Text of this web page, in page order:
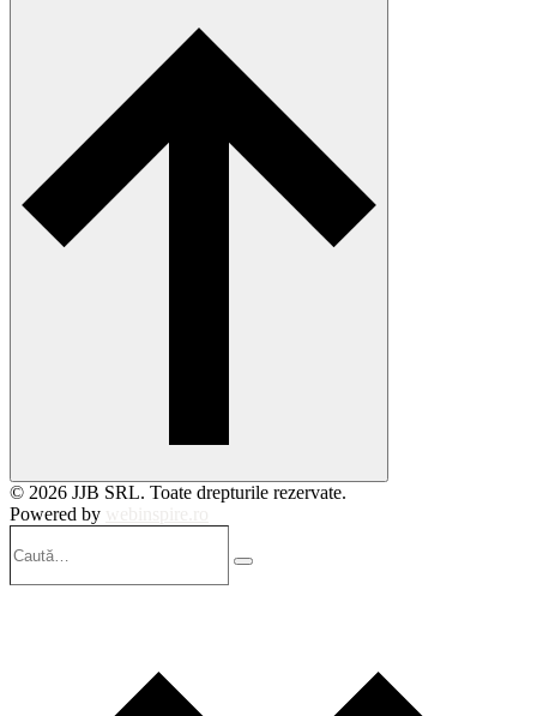
© 2026 JJB SRL. Toate drepturile rezervate.
Powered by
Search